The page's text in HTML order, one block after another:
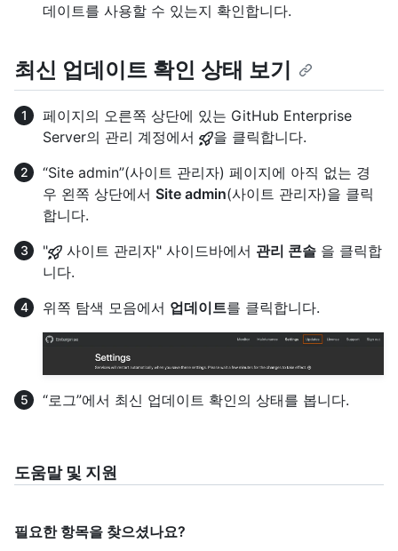
데이트를 사용할 수 있는지 확인합니다.
최신 업데이트 확인 상태 보기
페이지의 오른쪽 상단에 있는 GitHub Enterprise
Server의 관리 계정에서
을 클릭합니다.
“Site admin”(사이트 관리자) 페이지에 아직 없는 경
우 왼쪽 상단에서 Site admin(사이트 관리자)을 클릭
합니다.
"
사이트 관리자" 사이드바에서 관리 콘솔 을 클릭합
니다.
위쪽 탐색 모음에서 업데이트를 클릭합니다.
“로그”에서 최신 업데이트 확인의 상태를 봅니다.
도움말 및 지원
필요한 항목을 찾으셨나요?